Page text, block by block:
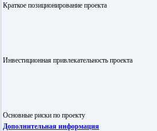
Краткое позиционирование проекта
Инвестиционная привлекательность проекта
Основные риски по проекту
Дополнительная информация